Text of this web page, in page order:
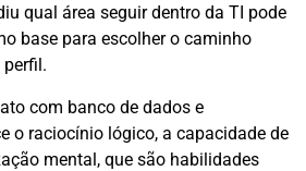
qual área seguir dentro da TI pode
base para escolher o caminho
com banco de dados e
o raciocínio lógico, a capacidade de
mental, que são habilidades